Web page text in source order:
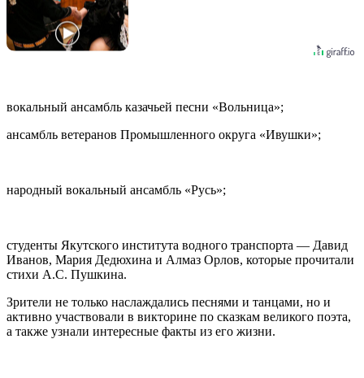
вокальный ансамбль казачьей песни «Вольница»;
ансамбль ветеранов Промышленного округа «Ивушки»;
народный вокальный ансамбль «Русь»;
студенты Якутского института водного транспорта — Давид
Иванов, Мария Дедюхина и Алмаз Орлов, которые прочитали
стихи А.С. Пушкина.
Зрители не только наслаждались песнями и танцами, но и
активно участвовали в викторине по сказкам великого поэта,
а также узнали интересные факты из его жизни.